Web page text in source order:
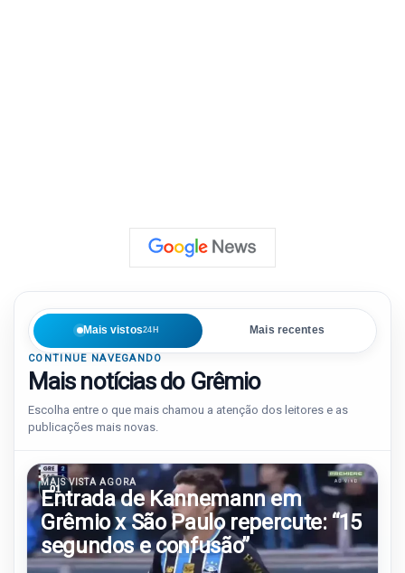
Mais vistos24H Mais recentes
CONTINUE NAVEGANDO
Mais notícias do Grêmio
Escolha entre o que mais chamou a atenção dos leitores e as
publicações mais novas.
01
MAIS VISTA AGORA
Entrada de Kannemann em
Grêmio x São Paulo repercute: “15
segundos e confusão”